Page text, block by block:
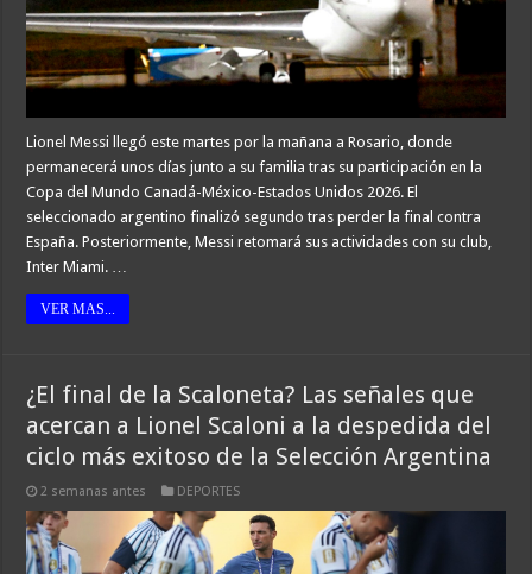
Lionel Messi llegó este martes por la mañana a Rosario, donde
permanecerá unos días junto a su familia tras su participación en la
Copa del Mundo Canadá-México-Estados Unidos 2026. El
seleccionado argentino finalizó segundo tras perder la final contra
España. Posteriormente, Messi retomará sus actividades con su club,
Inter Miami. …
VER MAS...
¿El final de la Scaloneta? Las señales que
acercan a Lionel Scaloni a la despedida del
ciclo más exitoso de la Selección Argentina
2 semanas antes DEPORTES